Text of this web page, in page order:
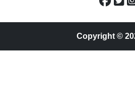
Copyright ©